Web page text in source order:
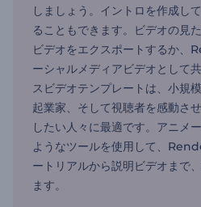
しましょう。イントロを作成し
ることもできます。ビデオの見
ビデオをエクスポートするか
ーシャルメディアビデオとして
スビデオテンプレートは、小規
起業家、そして視聴者を感動さ
したい人々に最適です。アニメ
ようなツールを使用して、
ートリアルから説明ビデオまで
ます。